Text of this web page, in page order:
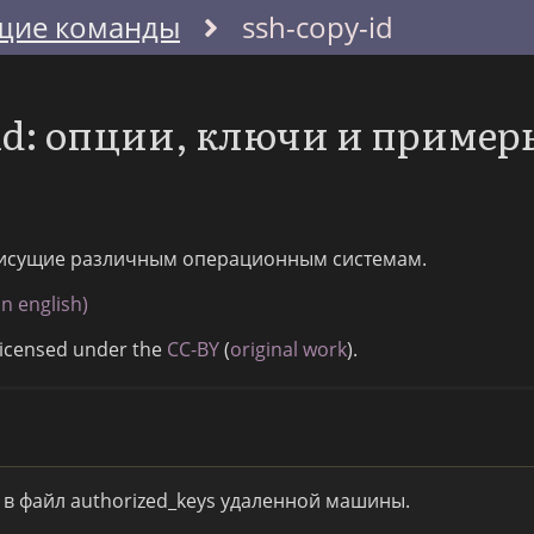
команды ssh-copy-id
опции, ключи и
различным операционным системам.
english)
under the CC-BY(original work).
файл authorized_keys удаленной машины.